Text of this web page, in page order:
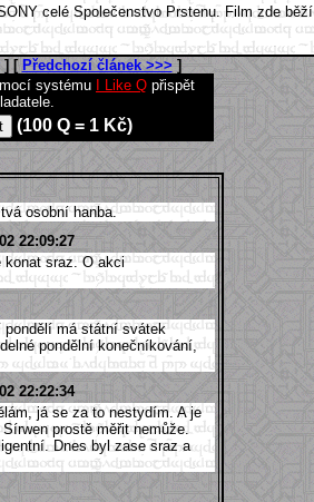
celé Společenstvo Prstenu. Film zde
] [ Předchozí článek >>> ]
systému I Like Q přispět
(100 Q = 1 Kč)
osobní hanba.
22:09:27
konat sraz. O akci
má státní svátek
pondělní konečníkování,
22:22:34
já se za to nestydím. A je
prostě měřit nemůže.
Dnes byl zase sraz a